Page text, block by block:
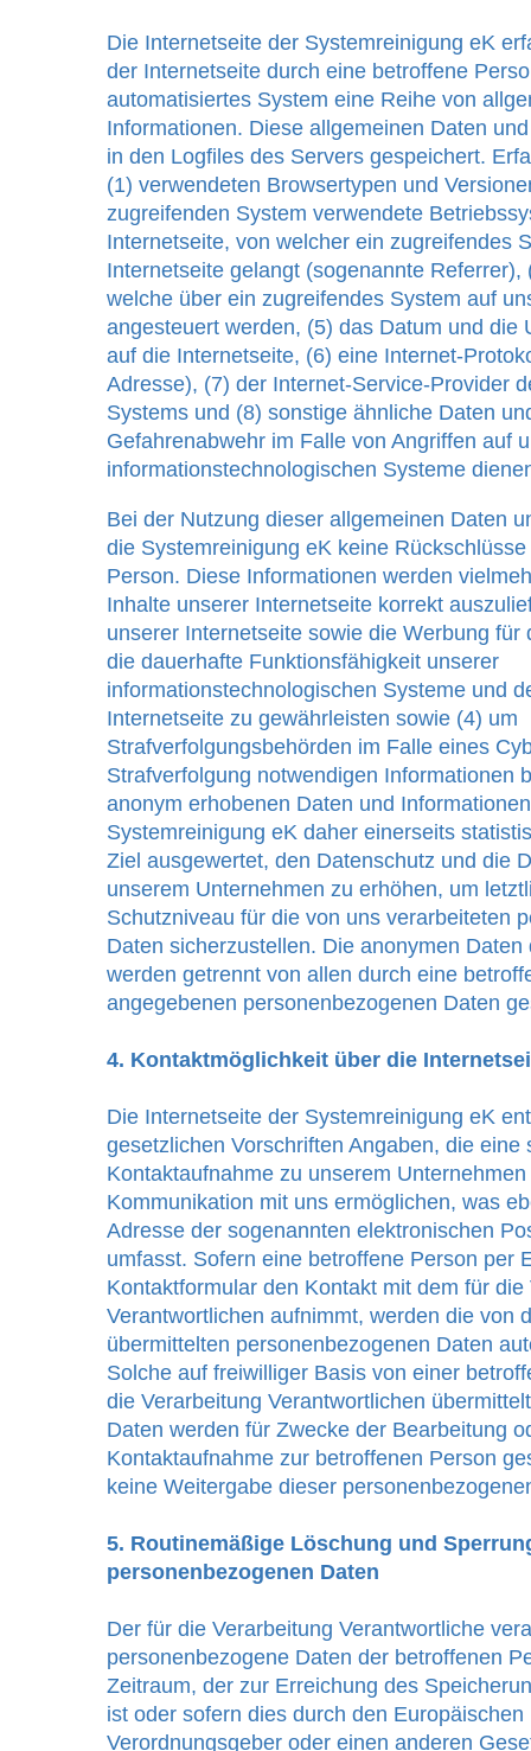
Die Internetseite der Systemreinigung eK
der Internetseite durch eine betroffene
automatisiertes System eine Reihe von
Informationen. Diese allgemeinen Daten
in den Logfiles des Servers gespeichert.
(1) verwendeten Browsertypen und
zugreifenden System verwendete
Internetseite, von welcher ein zugreifendes
Internetseite gelangt (sogenannte
welche über ein zugreifendes System auf
angesteuert werden, (5) das Datum und die
auf die Internetseite, (6) eine Internet-
Adresse), (7) der Internet-Service-Provider
Systems und (8) sonstige ähnliche Daten
Gefahrenabwehr im Falle von Angriffen auf
informationstechnologischen Systeme
Bei der Nutzung dieser allgemeinen Daten
die Systemreinigung eK keine
Person. Diese Informationen werden
Inhalte unserer Internetseite korrekt
unserer Internetseite sowie die Werbung für
die dauerhafte Funktionsfähigkeit unserer
informationstechnologischen Systeme und
Internetseite zu gewährleisten sowie (4) um
Strafverfolgungsbehörden im Falle eines
Strafverfolgung notwendigen Informationen
anonym erhobenen Daten und
Systemreinigung eK daher einerseits
Ziel ausgewertet, den Datenschutz und die
unserem Unternehmen zu erhöhen, um
Schutzniveau für die von uns verarbeiteten
Daten sicherzustellen. Die anonymen
werden getrennt von allen durch eine
angegebenen personenbezogenen Daten
4. Kontaktmöglichkeit über die
Die Internetseite der Systemreinigung eK
gesetzlichen Vorschriften Angaben, die eine
Kontaktaufnahme zu unserem
Kommunikation mit uns ermöglichen, was
Adresse der sogenannten elektronischen
umfasst. Sofern eine betroffene Person per
Kontaktformular den Kontakt mit dem für die
Verantwortlichen aufnimmt, werden die von
übermittelten personenbezogenen Daten
Solche auf freiwilliger Basis von einer
die Verarbeitung Verantwortlichen
Daten werden für Zwecke der Bearbeitung
Kontaktaufnahme zur betroffenen Person
keine Weitergabe dieser
5. Routinemäßige Löschung und
personenbezogenen Daten
Der für die Verarbeitung Verantwortliche
personenbezogene Daten der betroffenen
Zeitraum, der zur Erreichung des
ist oder sofern dies durch den
Verordnungsgeber oder einen anderen